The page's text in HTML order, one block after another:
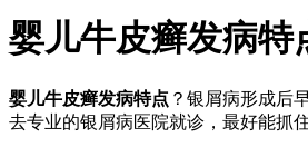
婴儿牛皮癣发病特
婴儿牛皮癣发病特点 ？银屑病形成后
去专业的银屑病医院就诊，最好能抓